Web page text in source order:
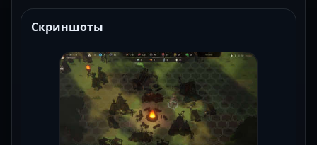
Скриншоты